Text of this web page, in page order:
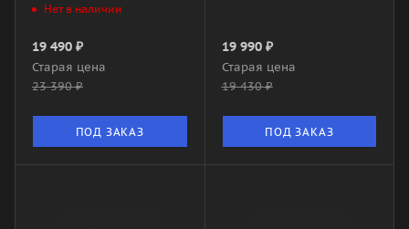
Нет в наличии
19 490 ₽
Старая цена
23 390₽
ПОД ЗАКАЗ
19 990₽
Старая цена
19 430₽
ПОД ЗАКАЗ